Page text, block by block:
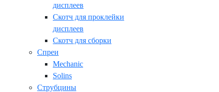
дисплеев
Скотч для проклейки
дисплеев
Скотч для сборки
Спреи
Mechanic
Solins
Струбцины